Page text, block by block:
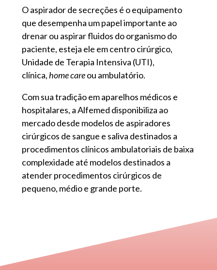
O aspirador de secreções é o equipamento
que desempenha um papel importante ao
drenar ou aspirar fluidos do organismo do
paciente, esteja ele em centro cirúrgico,
Unidade de Terapia Intensiva (UTI),
clínica,home careou ambulatório.
Com sua tradição em aparelhos médicos e
hospitalares, a Alfemed disponibiliza ao
mercado desde modelos de aspiradores
cirúrgicos de sangue e saliva destinados a
procedimentos clínicos ambulatoriais de baixa
complexidade até modelos destinados a
atender procedimentos cirúrgicos de
pequeno, médio e grande porte.